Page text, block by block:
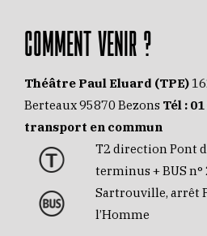
COMMENT VENIR ?
Théâtre Paul Eluard (TPE)
Berteaux 95870 Bezons Tél :
transport en commun
T2 direction Pont
terminus + BUS
Sartrouville, arrêt
l’Homme